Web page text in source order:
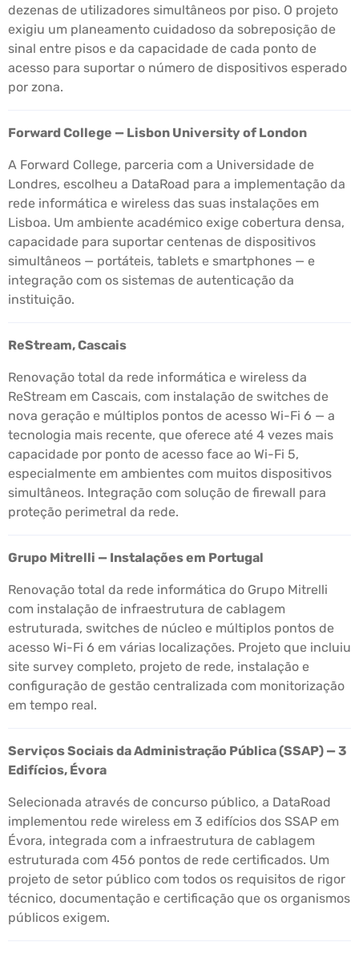
dezenas de utilizadores simultâneos por piso. O projeto
exigiu um planeamento cuidadoso da sobreposição de
sinal entre pisos e da capacidade de cada ponto de
acesso para suportar o número de dispositivos esperado
por zona.
Forward College — Lisbon University of London
A Forward College, parceria com a Universidade de
Londres, escolheu a DataRoad para a implementação da
rede informática e wireless das suas instalações em
Lisboa. Um ambiente académico exige cobertura densa,
capacidade para suportar centenas de dispositivos
simultâneos — portáteis, tablets e smartphones — e
integração com os sistemas de autenticação da
instituição.
ReStream, Cascais
Renovação total da rede informática e wireless da
ReStream em Cascais, com instalação de switches de
nova geração e múltiplos pontos de acesso Wi-Fi 6 — a
tecnologia mais recente, que oferece até 4 vezes mais
capacidade por ponto de acesso face ao Wi-Fi 5,
especialmente em ambientes com muitos dispositivos
simultâneos. Integração com solução de firewall para
proteção perimetral da rede.
Grupo Mitrelli — Instalações em Portugal
Renovação total da rede informática do Grupo Mitrelli
com instalação de infraestrutura de cablagem
estruturada, switches de núcleo e múltiplos pontos de
acesso Wi-Fi 6 em várias localizações. Projeto que incluiu
site survey completo, projeto de rede, instalação e
configuração de gestão centralizada com monitorização
em tempo real.
Serviços Sociais da Administração Pública (SSAP) — 3
Edifícios, Évora
Selecionada através de concurso público, a DataRoad
implementou rede wireless em 3 edifícios dos SSAP em
Évora, integrada com a infraestrutura de cablagem
estruturada com 456 pontos de rede certificados. Um
projeto de setor público com todos os requisitos de rigor
técnico, documentação e certificação que os organismos
públicos exigem.